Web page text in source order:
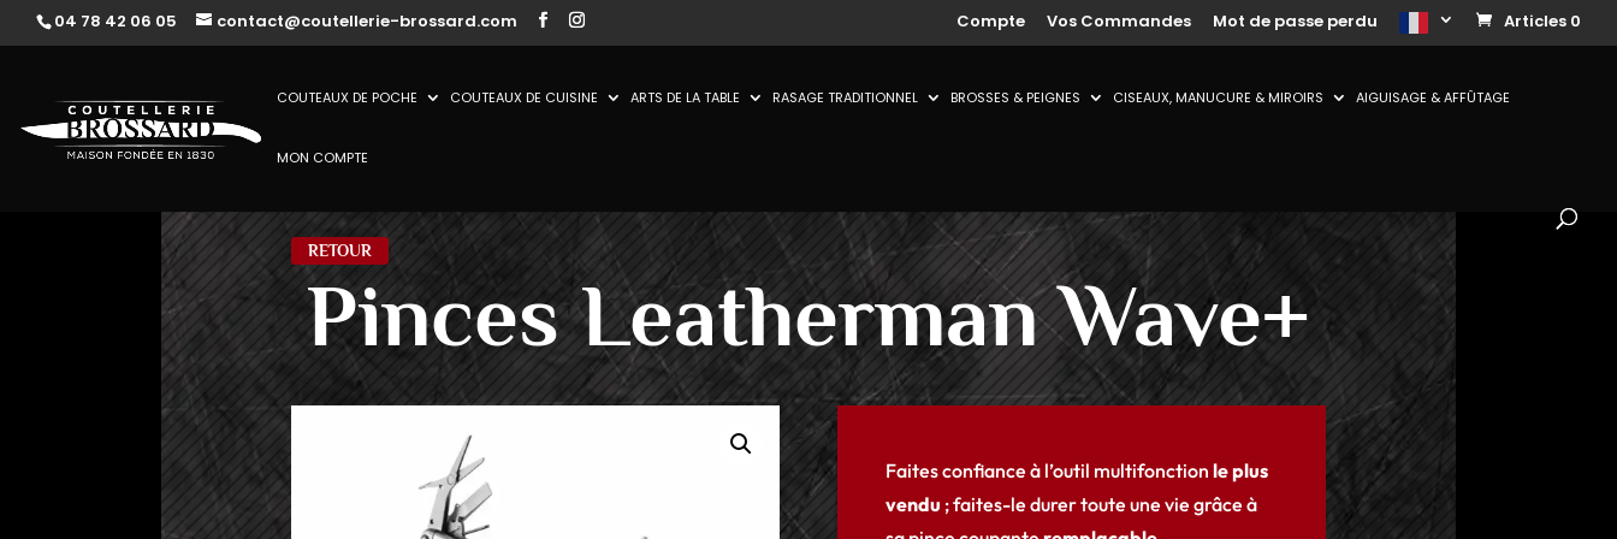
04 78 42 06 05 contact@coutellerie-brossard.com Compte Vos Commandes Mot de passe perdu Articles 0
COUTEAUX DE POCHE COUTEAUX DE CUISINE ARTS DE LA TABLE RASAGE TRADITIONNEL BROSSES & PEIGNES CISEAUX, MANUCURE & MIROIRS AIGUISAGE & AFFÛTAGE
MON COMPTE
RETOUR
Pinces Leatherman Wave+
Faites confiance à l’outil multifonction le plus
vendu ; faites-le durer toute une vie grâce à